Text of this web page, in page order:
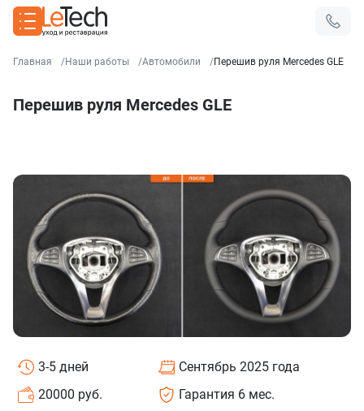
Главная Наши работы Автомобили Перешив руля Mercedes GLE
Перешив руля Mercedes GLE
3-5 дней
20000 руб.
Сентябрь 2025 года
Гарантия 6 мес.